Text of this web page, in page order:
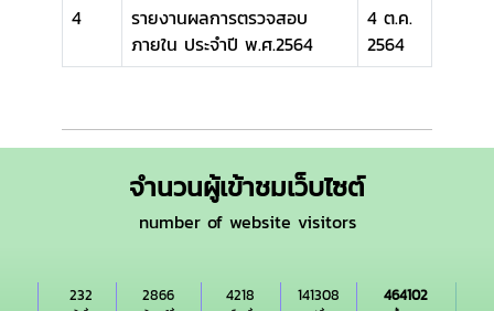
4
รายงานผลการตรวจสอบ
ภายใน ประจำปี พ.ศ.2564
4 ต.ค.
2564
จำนวนผู้เข้าชมเว็บไซต์
number of website visitors
232 2866 4218 141308 464102